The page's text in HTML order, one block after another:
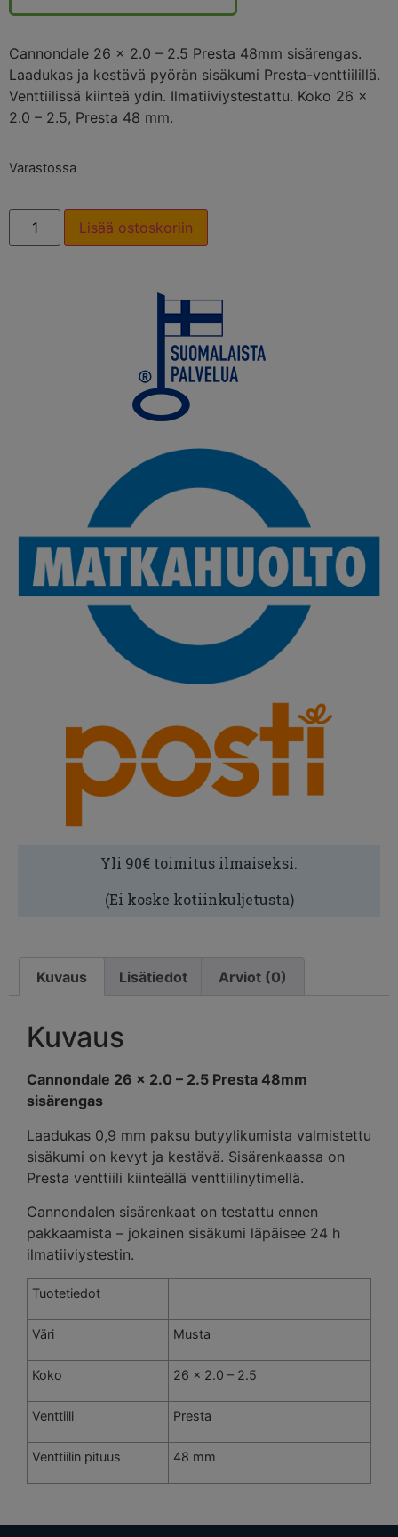
Cannondale 26 x 2.0 – 2.5 Presta 48mm sisärengas.
Laadukas ja kestävä pyörän sisäkumi Presta-venttiilillä.
Venttiilissä kiinteä ydin. Ilmatiiviystestattu. Koko 26 x
2.0 – 2.5, Presta 48 mm.
Varastossa
Lisää ostoskoriin
Yli 90€ toimitus ilmaiseksi.
(Ei koske kotiinkuljetusta)
Kuvaus Lisätiedot Arviot (0)
Kuvaus
Cannondale 26 x 2.0 – 2.5 Presta 48mm
sisärengas
Laadukas 0,9 mm paksu butyylikumista valmistettu
sisäkumi on kevyt ja kestävä. Sisärenkaassa on
Presta venttiili kiinteällä venttiilinytimellä.
Cannondalen sisärenkaat on testattu ennen
pakkaamista – jokainen sisäkumi läpäisee 24 h
ilmatiiviystestin.
Tuotetiedot
Väri Musta
Koko 26 x 2.0 – 2.5
Venttiili Presta
Venttiilin pituus 48 mm